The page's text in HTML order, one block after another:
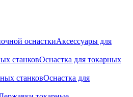
Аксессуары для
Оснастка для токарных
Оснастка для